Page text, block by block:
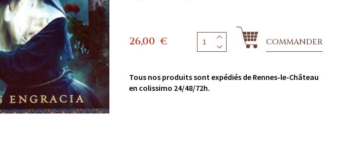
26,00 € COMMANDER
Tous nos produits sont expédiés de Rennes-le-Château
en colissimo 24/48/72h.